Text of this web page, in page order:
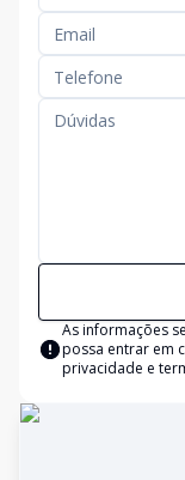
As informações
possa entrar em
privacidade e